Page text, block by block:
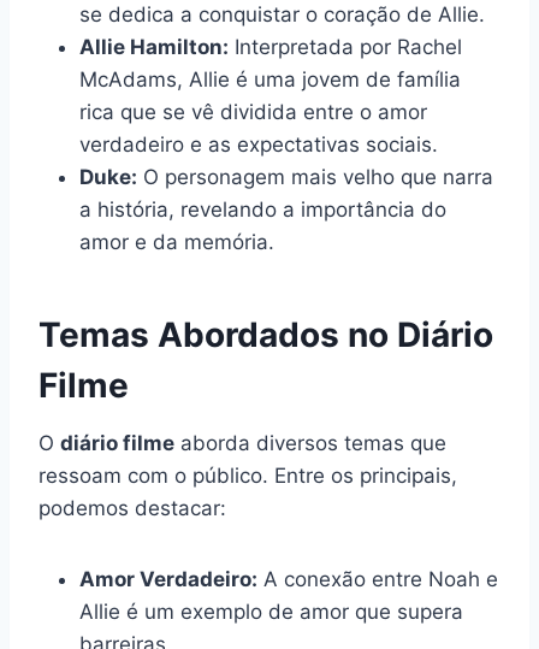
se dedica a conquistar o coração de Allie.
Allie Hamilton: Interpretada por Rachel
McAdams, Allie é uma jovem de família
rica que se vê dividida entre o amor
verdadeiro e as expectativas sociais.
Duke: O personagem mais velho que narra
a história, revelando a importância do
amor e da memória.
Temas Abordados no Diário
Filme
O diário filme aborda diversos temas que
ressoam com o público. Entre os principais,
podemos destacar:
Amor Verdadeiro: A conexão entre Noah e
Allie é um exemplo de amor que supera
barreiras.